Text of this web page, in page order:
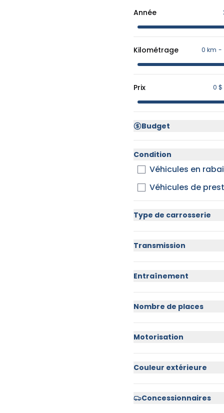
Année
Kilométrage 0 km -
Prix 0 $
Budget
Condition
Véhicules en
Véhicules de
Type de carrosserie
Transmission
Entraînement
Nombre de places
Motorisation
Couleur extérieure
Concessionnaires